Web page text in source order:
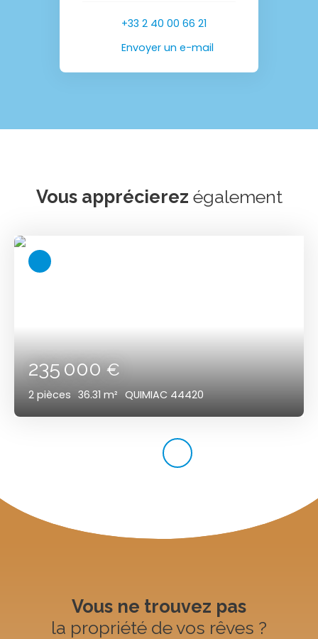
+33 2 40 00 66 21
Envoyer un e-mail
Vous apprécierez également
235 000€
2 pièces 36.31 m² QUIMIAC 44420
Vous ne trouvez pas
la propriété de vos rêves ?